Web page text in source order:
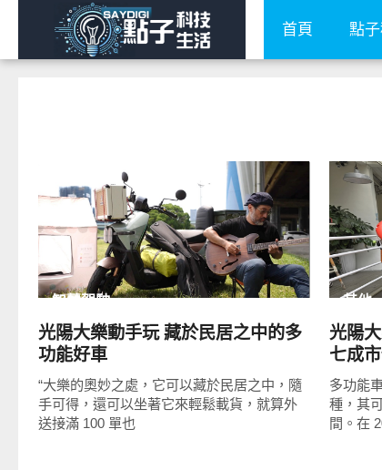
首頁 點
READ
MORE
智慧駕駛
光陽大樂動手玩 藏於民居之中的多
功能好車
“大樂的奧妙之處，它可以藏於民居之中，隨
手可得，還可以坐著它來輕鬆載貨，就算外
送接滿 100 單也
其他
光陽
七成
多功能
種，其
間。在